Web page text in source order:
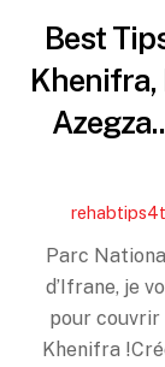
Best
Khenifra,
Parc
d’Ifrane, je
pour couvrir
Khenifra